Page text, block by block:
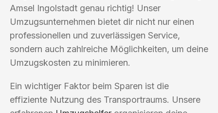
Amsel Ingolstadt genau richtig! Unser
Umzugsunternehmen bietet dir nicht nur einen
professionellen und zuverlässigen Service,
sondern auch zahlreiche Möglichkeiten, um deine
Umzugskosten zu minimieren.
Ein wichtiger Faktor beim Sparen ist die
effiziente Nutzung des Transportraums. Unsere